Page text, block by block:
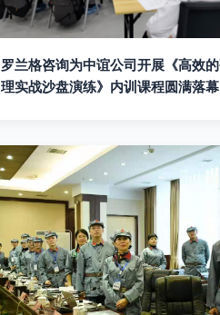
罗兰格咨询为中谊公司开展《高效
理实战沙盘演练》内训课程圆满落幕